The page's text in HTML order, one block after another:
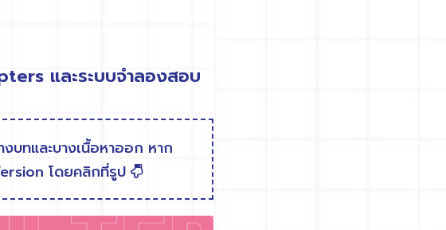
และระบบจำลองสอบ
ทและบางเนื้อหาออก หาก
โดยคลิกที่รูป